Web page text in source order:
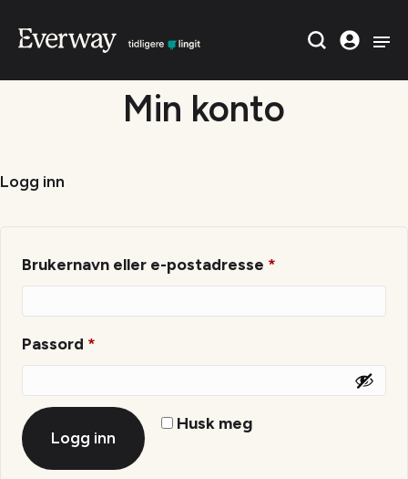
Min konto
Logg inn
Brukernavn eller e-postadresse *
Passord *
Husk meg
Logg inn